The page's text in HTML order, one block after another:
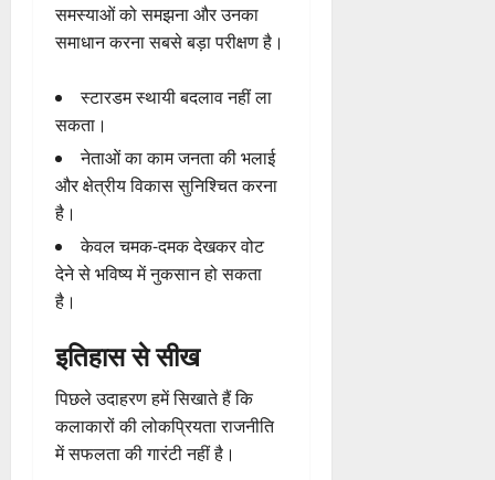
समस्याओं को समझना और उनका
समाधान करना सबसे बड़ा परीक्षण है।
स्टारडम स्थायी बदलाव नहीं ला
सकता।
नेताओं का काम जनता की भलाई
और क्षेत्रीय विकास सुनिश्चित करना
है।
केवल चमक-दमक देखकर वोट
देने से भविष्य में नुकसान हो सकता
है।
इतिहास से सीख
पिछले उदाहरण हमें सिखाते हैं कि
कलाकारों की लोकप्रियता राजनीति
में सफलता की गारंटी नहीं है।